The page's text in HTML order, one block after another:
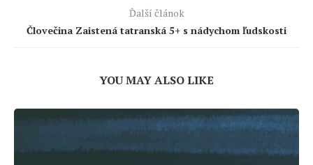
Ďalší článok
Človečina Zaistená tatranská 5+ s nádychom ľudskosti
YOU MAY ALSO LIKE